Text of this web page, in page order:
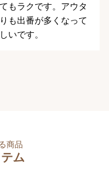
もラクです。アウタ
も出番が多くなって
いです。
商品
ム